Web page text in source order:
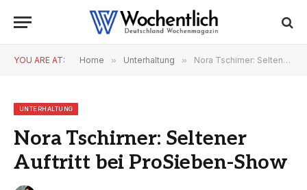
YOU ARE AT: Home » Unterhaltung » Nora Tschirner: Seltener Auftritt bei ProSieben-Show
UNTERHALTUNG
Nora Tschirner: Seltener
Auftritt bei ProSieben-Show